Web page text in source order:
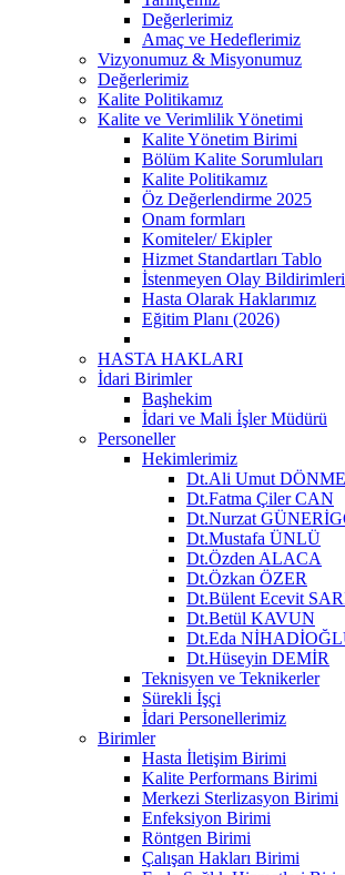
Değerlerimiz
Amaç ve Hedeflerimiz
Vizyonumuz & Misyonumuz
Değerlerimiz
Kalite Politikamız
Kalite ve Verimlilik Yönetimi
Kalite Yönetim Birimi
Bölüm Kalite Sorumluları
Kalite Politikamız
Öz Değerlendirme 2025
Onam formları
Komiteler/ Ekipler
Hizmet Standartları Tablo
İstenmeyen Olay Bildirimleri
Hasta Olarak Haklarımız
Eğitim Planı (2026)
HASTA HAKLARI
İdari Birimler
Başhekim
İdari ve Mali İşler Müdürü
Personeller
Hekimlerimiz
Dt.Ali Umut
Dt.Fatma Çiler CAN
Dt.Nurzat
Dt.Mustafa ÜNLÜ
Dt.Özden ALACA
Dt.Özkan ÖZER
Dt.Bülent Ecevit
Dt.Betül KAVUN
Dt.Eda
Dt.Hüseyin DEMİR
Teknisyen ve Teknikerler
Sürekli İşçi
İdari Personellerimiz
Birimler
Hasta İletişim Birimi
Kalite Performans Birimi
Merkezi Sterlizasyon Birimi
Enfeksiyon Birimi
Röntgen Birimi
Çalışan Hakları Birimi